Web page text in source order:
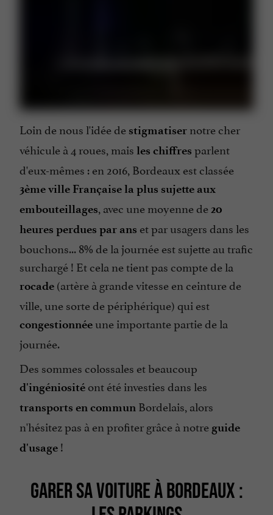
Loin de nous l'idée de stigmatiser notre cher
véhicule à 4 roues, mais les chiffres parlent
d'eux-mêmes : en 2016, Bordeaux est classée
3ème ville Française la plus sujette aux
embouteillages , avec une moyenne de 20
heures perdues par ans et par usagers dans les
bouchons... 8% de la journée est sujette au trafic
surchargé ! Et cela ne tient pas compte de la
rocade (artère à grande vitesse en ceinture de
ville, une sorte de périphérique) qui est
congestionnée une importante partie de la
journée.
Des sommes colossales et beaucoup
d'ingéniosité ont été investies dans les
transports en commun Bordelais, alors
n'hésitez pas à en profiter grâce à notre guide
d'usage !
GARER SA VOITURE À BORDEAUX :